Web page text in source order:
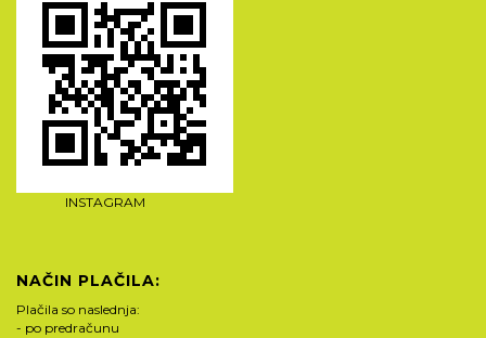
INSTAGRAM
NAČIN PLAČILA:
Plačila so naslednja:
- po predračunu